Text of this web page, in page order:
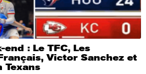
: Le TFC, Les
Victor Sanchez et